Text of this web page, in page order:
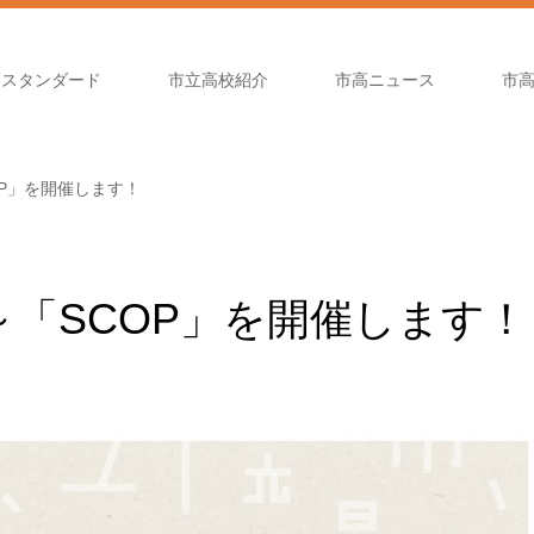
タンダード 市立高校紹介 市高ニュース 市
を開催します！
SCOP」を開催します！